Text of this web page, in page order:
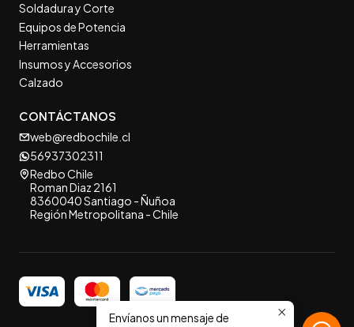
Soldadura y Corte
Equipos de Potencia
Herramientas
Insumos y Accesorios
Calzado
CONTÁCTANOS
web@redbochile.cl
56937302311
Redbo Chile
Roman Diaz 2161
8360040 Santiago - Ñuñoa
Región Metropolitana - Chile
Envíanos un mensaje de